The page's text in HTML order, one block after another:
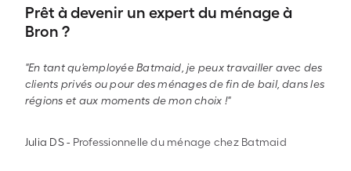
Prêt à devenir un expert du ménage à
Bron ?
"En tant qu'employée Batmaid, je peux travailler avec des
clients privés ou pour des ménages de fin de bail, dans les
régions et aux moments de mon choix !"
Julia DS- Professionnelle du ménage chez Batmaid